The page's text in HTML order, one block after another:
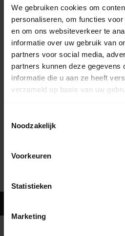
We gebruiken cookies om
personaliseren, om functies
en om ons websiteverkeer te
informatie over uw gebruik van
partners voor social media,
partners kunnen deze gegevens
informatie die u aan ze heeft
verzameld op basis van uw
Noodzakelijk
Voorkeuren
Statistieken
Marketing
Bluetooth-
Veelgestelde